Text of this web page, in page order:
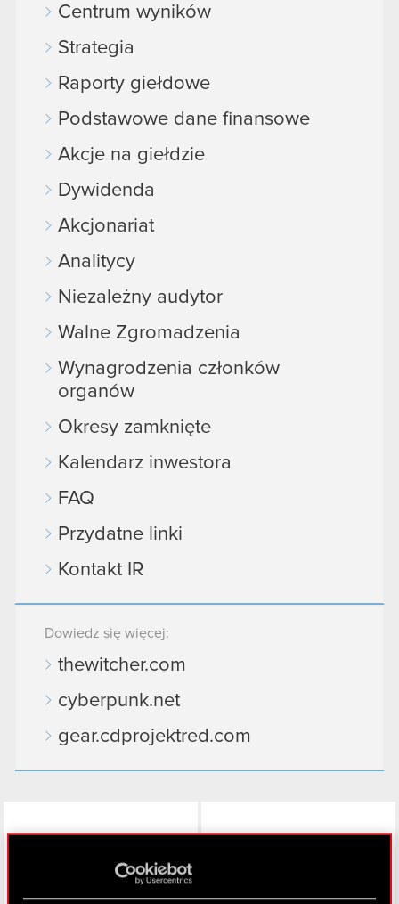
Centrum wyników
Strategia
Raporty giełdowe
Podstawowe dane finansowe
Akcje na giełdzie
Dywidenda
Akcjonariat
Analitycy
Niezależny audytor
Walne Zgromadzenia
Wynagrodzenia członków
organów
Okresy zamknięte
Kalendarz inwestora
FAQ
Przydatne linki
Kontakt IR
Dowiedz się więcej:
thewitcher.com
cyberpunk.net
gear.cdprojektred.com